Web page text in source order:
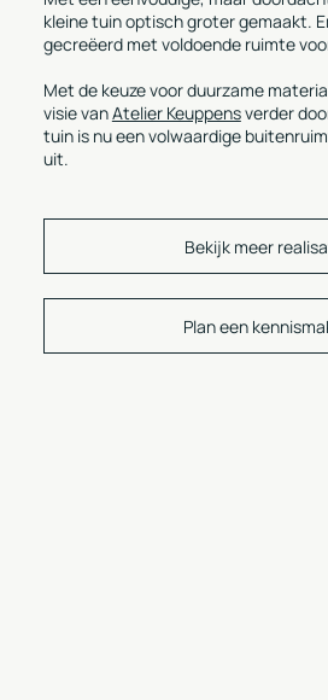
kleine tuin optisch groter gemaakt.
gecreëerd met voldoende ruimte
Met de keuze voor duurzame
visie vanAtelier Keuppensverder
tuin is nu een volwaardige
uit.
Bekijk meer
Plan een